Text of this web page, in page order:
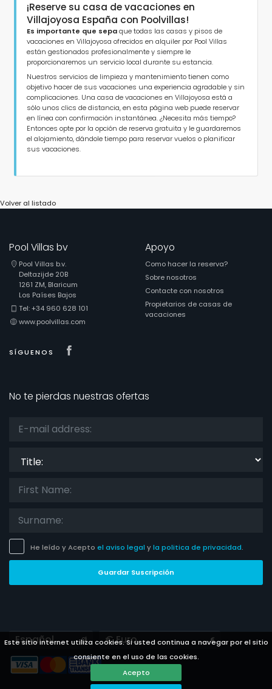
Este sitio internet utiliza cookies. Si usted continua a navegar por el sitio
consiente en el uso de las cookies.
Acepto
Servicios
Vistas
Otros
¡Reserve su casa de vacaciones en
Villajoyosa España con Poolvillas!
Es importante que sepaque todas las casas y pisos de
vacaciones en Villajoyosa ofrecidos en alquiler por Pool Villas
están gestionados profesionalmente y siempre le
proporcionaremos un servicio local durante su estancia.
Nuestros servicios de limpieza y mantenimiento tienen como
objetivo hacer de sus vacaciones una experiencia agradable y sin
complicaciones. Una casa de vacaciones en Villajoyosa está a
sólo unos clics de distancia, en esta página web puede reservar
en línea con confirmación instantánea. ¿Necesita más tiempo?
Entonces opte por la opción de reserva gratuita y le guardaremos
el alojamiento, dándole tiempo para reservar vuelos o planificar
sus vacaciones.
Volver al listado
Pool Villas bv
Pool Villas b.v.
Deltazijde 20B
1261 ZM, Blaricum
Los Países Bajos
Tel: +34 960 628 101
www.poolvillas.com
SÍGUENOS
Apoyo
Como hacer la reserva?
Sobre nosotros
Contacte con nosotros
Propietarios de casas de
vacaciones
No te pierdas nuestras ofertas
He leído y Acepto el aviso legal yla politica de privacidad.
Guardar Suscripción
Languages Currencies